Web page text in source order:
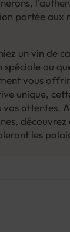
portée aux
un vin de
spéciale ou
vous
unique,
attentes.
découvrez
les